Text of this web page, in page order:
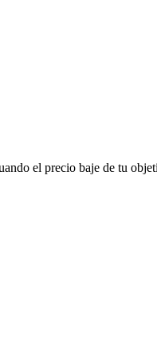
el precio baje de tu